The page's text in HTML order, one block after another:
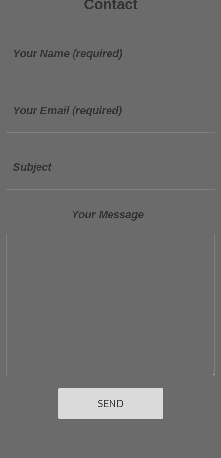
Contact
Your Name (required)
Your Email (required)
Subject
Your Message